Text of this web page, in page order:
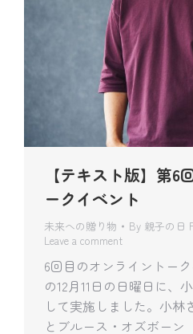
【テキスト版】第6
ークイベント
未来への贈り物 By 親子の日
Leave a comment
6回目のオンライントー
の12月11日の日曜日に、
して実施しました。小林
とブルース・オズボーン